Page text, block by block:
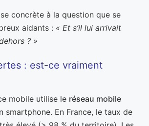
concrète à la question que se
aidants : « Et s’il lui arrivait
? »
: est-ce vraiment
mobile utilise le réseau mobile
smartphone. En France, le taux de